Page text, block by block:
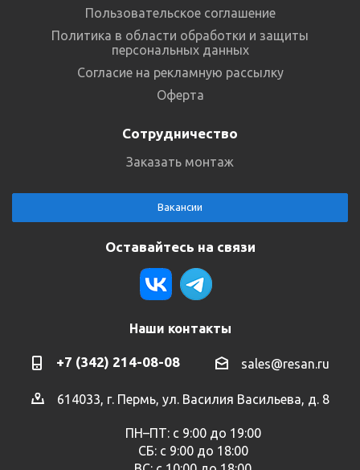
Пользовательское соглашение
Политика в области обработки и защиты
персональных данных
Согласие на рекламную рассылку
Оферта
Сотрудничество
Заказать монтаж
Вакансии
Оставайтесь на связи
Наши контакты
+7 (342) 214-08-08 sales@resan.ru
614033, г. Пермь, ул. Василия Васильева, д. 8
ПН–ПТ: с 9:00 до 19:00
СБ: с 9:00 до 18:00